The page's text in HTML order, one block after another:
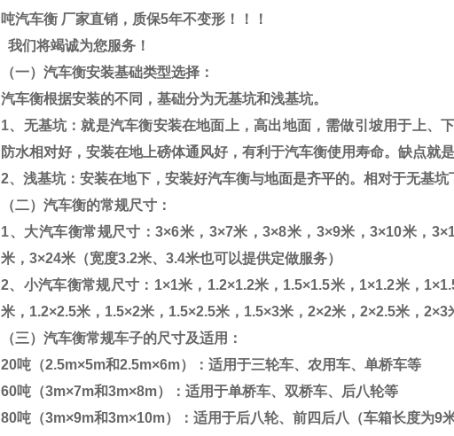
吨汽车衡 厂家直销，质保5年不变形！！！
我们将竭诚为您服务！
（一）汽车衡安装基础类型选择：
汽车衡根据安装的不同，基础分为无基坑和浅基坑。
1、无基坑：就是汽车衡安装在地面上，高出地面，需做引坡用于上、
防水相对好，安装在地上磅体通风好，有利于汽车衡使用寿命。缺点就是
2、浅基坑：安装在地下，安装好汽车衡与地面是齐平的。相对于无基坑
（二）汽车衡的常规尺寸：
1、大汽车衡常规尺寸：3×6米， 3×7米，3×8米， 3×9米，3×10米， 3×
米，3×24米（宽度3.2米、3.4米也可以提供定做服务）
2、小汽车衡常规尺寸： 1×1米， 1.2×1.2米， 1.5×1.5米， 1×1.2米， 1×
米， 1.2×2.5米， 1.5×2米， 1.5×2.5米， 1.5×3米，2×2米，2×2.5米，2×3
（三）汽车衡常规车子的尺寸及适用：
20吨（2.5m×5m和2.5m×6m）：适用于三轮车、农用车、单桥车等
60吨（3m×7m和3m×8m）：适用于单桥车、双桥车、后八轮等
80吨（3m×9m和3m×10m）：适用于后八轮、前四后八（车箱长度为9